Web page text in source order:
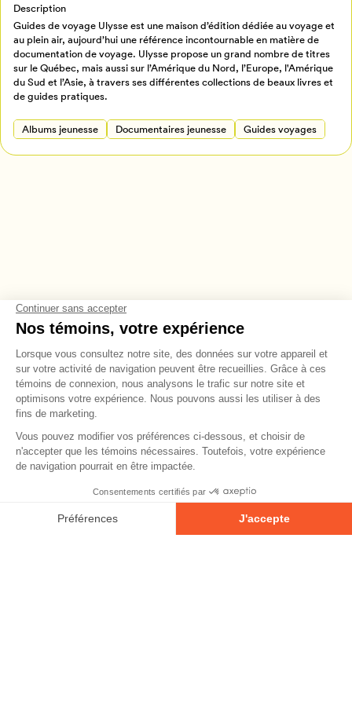
Retour à l’accueil
Description
Guides de voyage Ulysse est une maison d’édition dédiée au voyage et
au plein air, aujourd’hui une référence incontournable en matière de
documentation de voyage. Ulysse propose un grand nombre de titres
sur le Québec, mais aussi sur l’Amérique du Nord, l’Europe, l'Amérique
du Sud et l’Asie, à travers ses différentes collections de beaux livres et
de guides pratiques.
Albums jeunesse Documentaires jeunesse Guides voyages
Annuler